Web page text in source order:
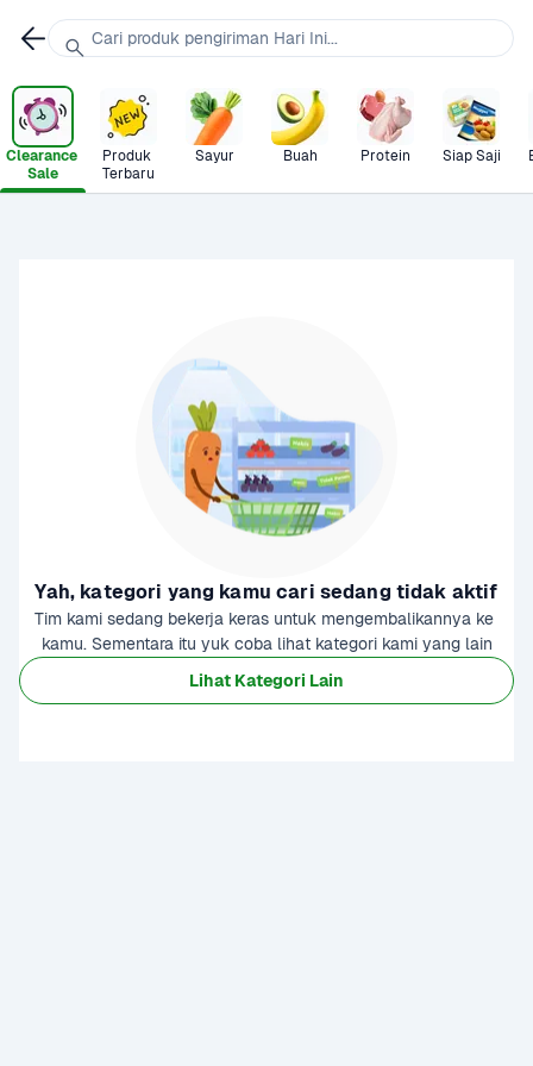
Clearance
Sale
Produk
Terbaru
Sayur Buah Protein Siap Saji
Yah, kategori yang kamu cari sedang tidak aktif
Tim kami sedang bekerja keras untuk mengembalikannya ke
kamu. Sementara itu yuk coba lihat kategori kami yang lain
Lihat Kategori Lain
Cari produk pengiriman Hari Ini...